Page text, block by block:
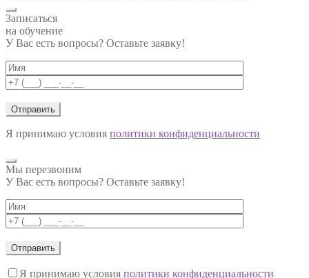
Записаться
на обучение
У Вас есть вопросы? Оставьте заявку!
Я принимаю условия политики конфиденциальности
Мы перезвоним
У Вас есть вопросы? Оставьте заявку!
Я принимаю условия политики конфиденциальности